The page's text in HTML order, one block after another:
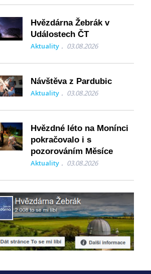
Hvězdárna Žebrák v
Událostech ČT
Aktuality 03.08.2026
Návštěva z Pardubic
Aktuality 03.08.2026
Hvězdné léto na Monínci
pokračovalo i s
pozorováním Měsíce
Aktuality 03.08.2026